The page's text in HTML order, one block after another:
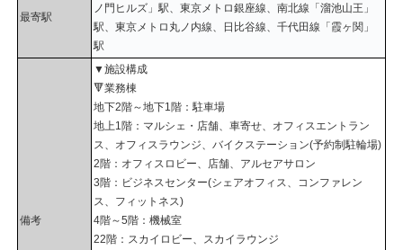
最寄駅
ノ門ヒルズ」駅、東京メトロ銀座線、南北線「溜池山王」
駅、東京メトロ丸ノ内線、日比谷線、千代田線「霞ヶ関」
駅
備考
▼施設構成
🔻業務棟
地下2階～地下1階：駐車場
地上1階：マルシェ・店舗、車寄せ、オフィスエントラン
ス、オフィスラウンジ、バイクステーション(予約制駐輪場)
2階：オフィスロビー、店舗、アルセアサロン
3階：ビジネスセンター(シェアオフィス、コンファレン
ス、フィットネス)
4階～5階：機械室
22階：スカイロビー、スカイラウンジ